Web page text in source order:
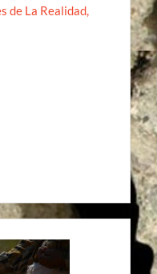
de La Realidad,